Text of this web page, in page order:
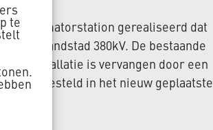
te
gerealiseerd dat
Randstad 380kV. De bestaande
is vervangen door een
opgesteld in het nieuw geplaatste